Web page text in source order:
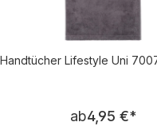
Lifestyle Uni
ab4,95 €*